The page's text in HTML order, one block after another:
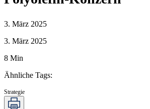
3. März 2025
3. März 2025
8 Min
Ähnliche Tags:
Strategie